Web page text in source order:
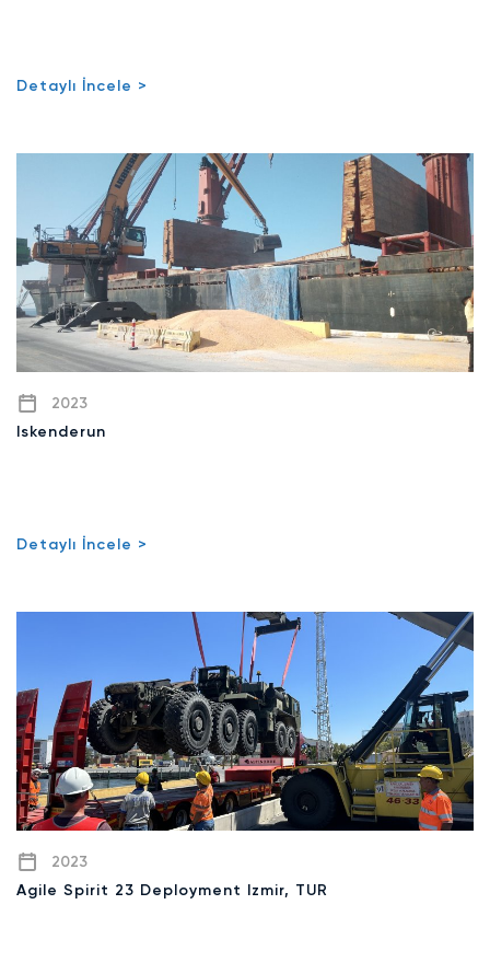
Detaylı İncele >
2023
Iskenderun
Detaylı İncele >
2023
Agile Spirit 23 Deployment Izmir, TUR